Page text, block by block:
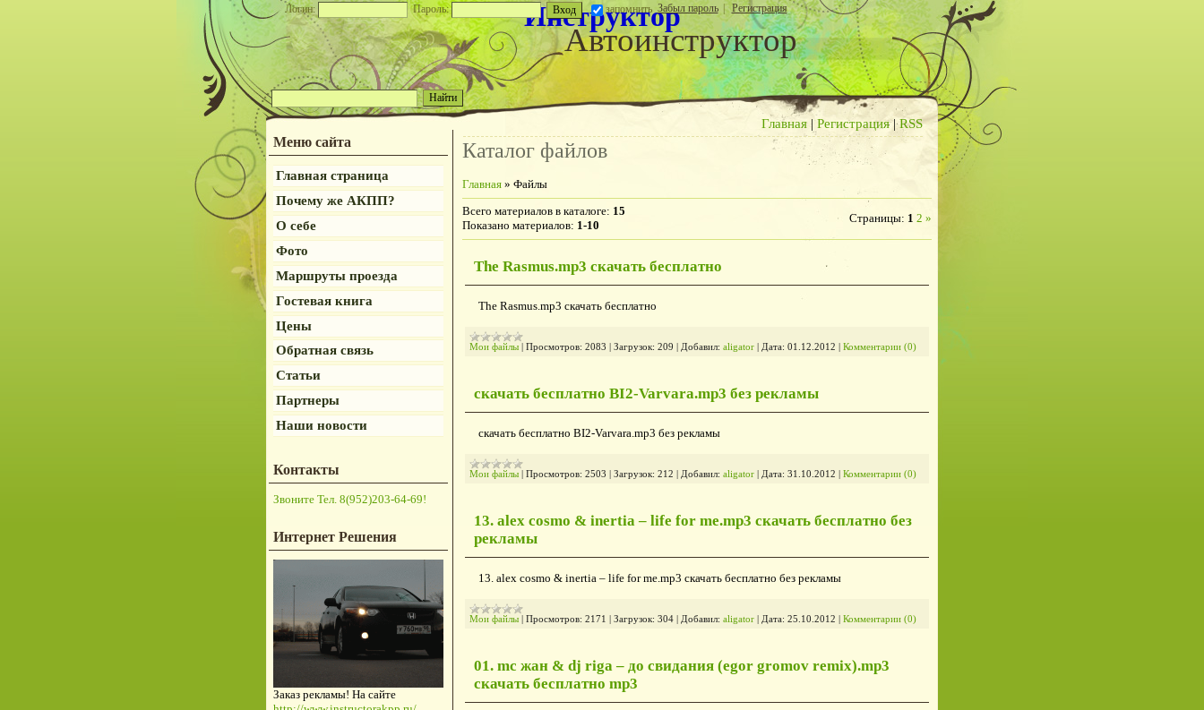
Логин: Пароль: запомнить Забыл пароль | Регистрация
Автоинструктор
Инструктор
Главная| Регистрация|RSS
Меню сайта
Главная страница
Почему же АКПП?
О себе
Фото
Маршруты проезда
Гостевая книга
Цены
Обратная связь
Статьи
Партнеры
Наши новости
Контакты
Звоните Тел. 8(952)203-64-69!
Интернет Решения
Заказ рекламы! На сайте
Каталог файлов
Главная» Файлы
Всего материалов в каталоге: 15
Показано материалов: 1-10
Страницы: 1 2 »
The Rasmus.mp3 скачать бесплатно
The Rasmus.mp3 скачать бесплатно
Мои файлы| Просмотров: 2083 Загрузок: 209 Добавил: aligator| Дата: 01.12.2012 Комментарии (0)
скачать бесплатно BI2-Varvara.mp3 без рекламы
скачать бесплатно BI2-Varvara.mp3 без рекламы
Мои файлы| Просмотров: 2503 Загрузок: 212 Добавил: aligator| Дата: 31.10.2012 Комментарии (0)
13. alex cosmo & inertia – life for me.mp3 скачать бесплатно без
рекламы
13. alex cosmo & inertia – life for me.mp3 скачать бесплатно без рекламы
Мои файлы| Просмотров: 2171 Загрузок: 304| Добавил: aligator| Дата: 25.10.2012 Комментарии (0)
01. mc жан & dj riga – до свидания (egor gromov remix).mp3
скачать бесплатно mp3